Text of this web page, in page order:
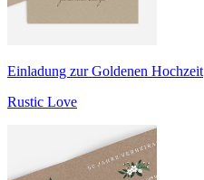
Einladung zur Goldenen Hochzeit
Rustic Love